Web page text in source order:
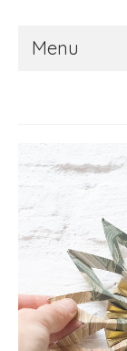
Menu
eShop
Les Ateliers